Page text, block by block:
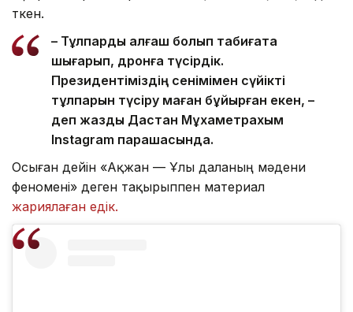
өткен.
– Тұлпарды алғаш болып табиғатқа
шығарып, дронға түсірдік.
Президентіміздің сенімімен сүйікті
тұлпарын түсіру маған бұйырған екен, –
деп жазды Дастан Мұхаметрахым
Instagram парақшасында.
Осыған дейін «Ақжан — Ұлы даланың мәдени
феномені» деген тақырыппен материал
жариялаған едік.